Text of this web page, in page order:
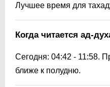
Лучшее время для
Когда читается ад-
Сегодня: 04:42 - 11:58.
ближе к полудню.